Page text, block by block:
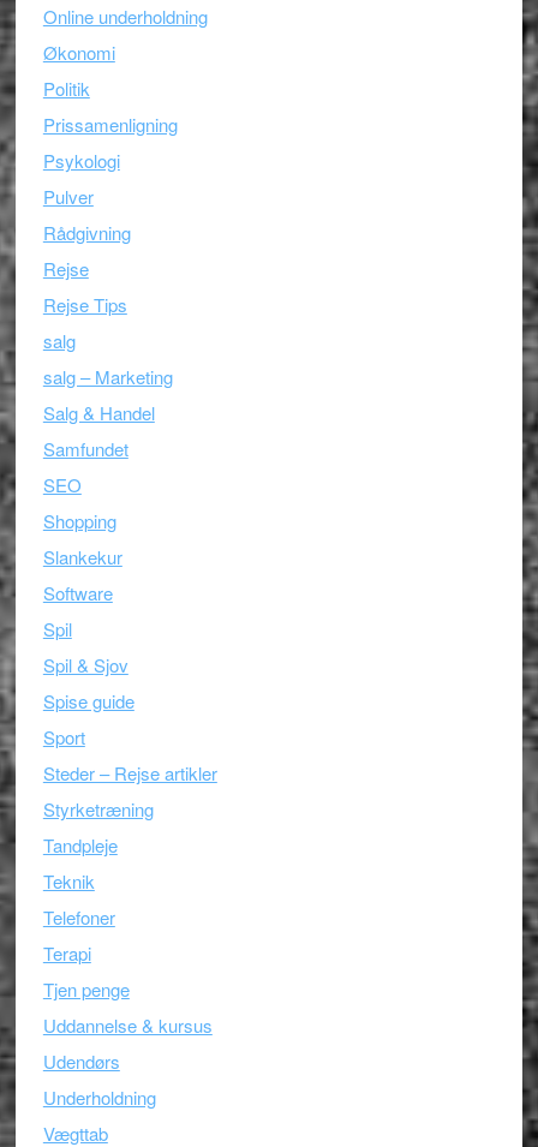
Online underholdning
Økonomi
Politik
Prissamenligning
Psykologi
Pulver
Rådgivning
Rejse
Rejse Tips
salg
salg – Marketing
Salg & Handel
Samfundet
SEO
Shopping
Slankekur
Software
Spil
Spil & Sjov
Spise guide
Sport
Steder – Rejse artikler
Styrketræning
Tandpleje
Teknik
Telefoner
Terapi
Tjen penge
Uddannelse & kursus
Udendørs
Underholdning
Vægttab